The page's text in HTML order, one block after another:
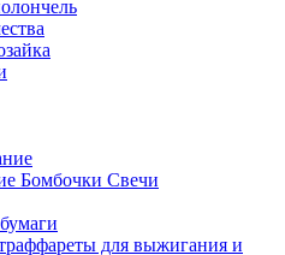
Бомбочки Свечи
для выжигания и